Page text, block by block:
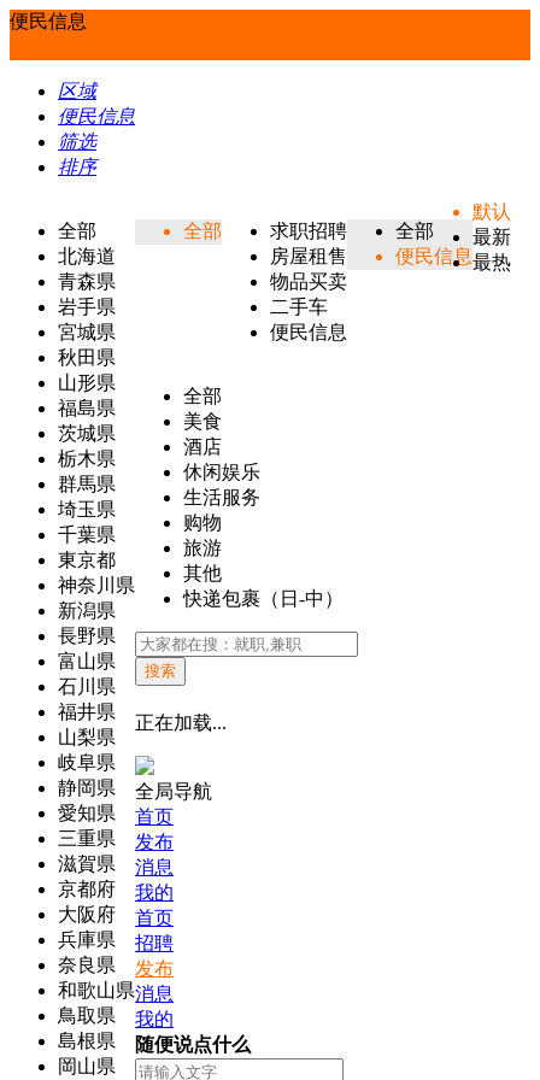
便民信息
区域
便民信息
筛选
排序
全部
北海道
青森県
岩手県
宮城県
秋田県
山形県
福島県
茨城県
栃木県
群馬県
埼玉県
千葉県
東京都
神奈川県
新潟県
長野県
富山県
石川県
福井県
山梨県
岐阜県
静岡県
愛知県
三重県
滋賀県
京都府
大阪府
兵庫県
奈良県
和歌山県
鳥取県
島根県
岡山県
全部
求职招聘
房屋租售
物品买卖
二手车
便民信息
全部
便民信息
全部
美食
酒店
休闲娱乐
生活服务
购物
旅游
其他
快递包裹（日-中）
默认
最新
最热
搜索
正在加载...
全局导航
首页
发布
消息
我的
首页
招聘
发布
消息
我的
随便说点什么